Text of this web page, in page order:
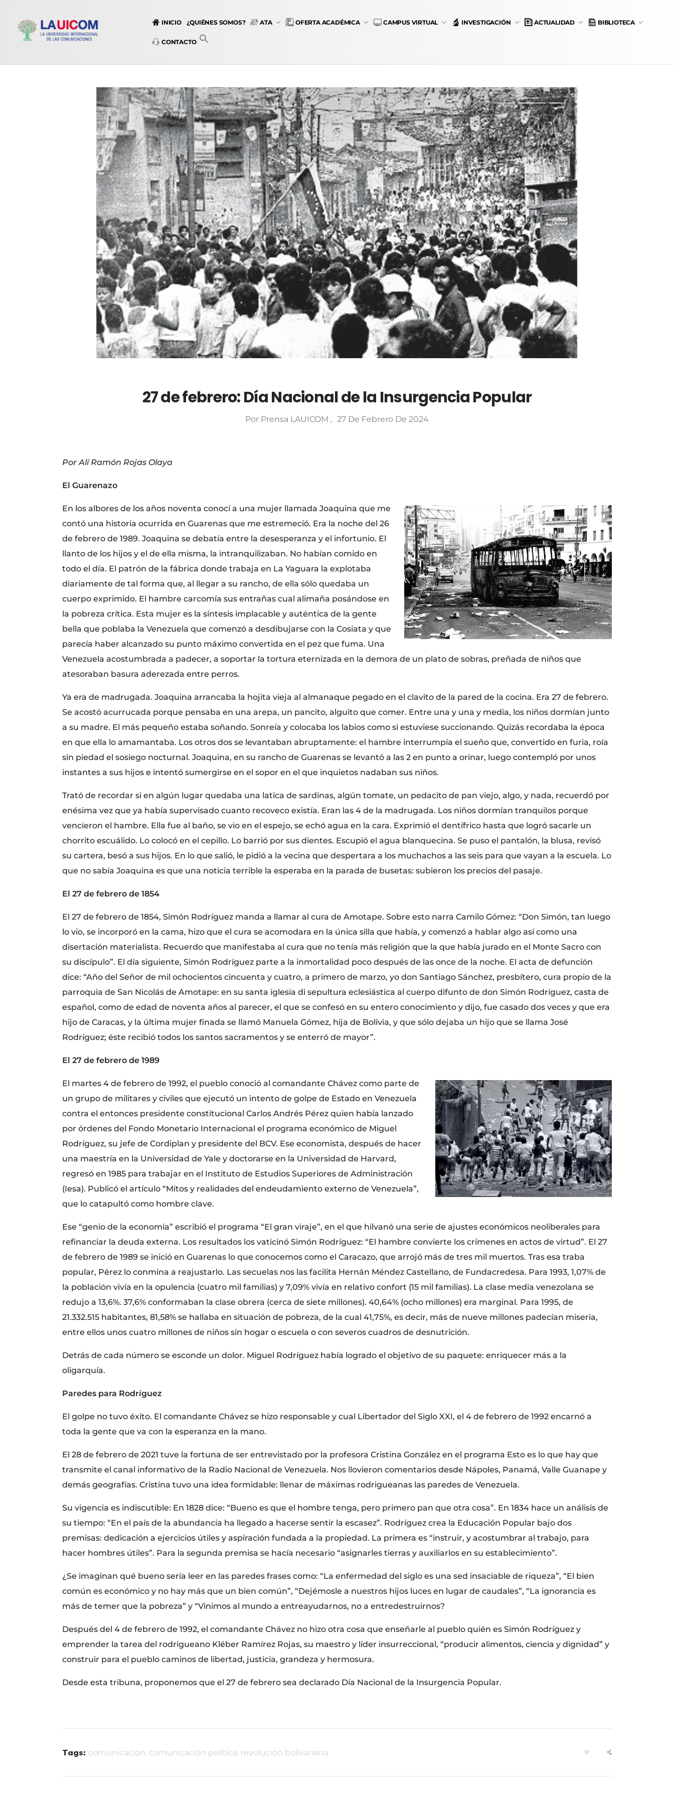
INICIO ¿QUIÉNES SOMOS? ATA OFERTA ACADÉMICA CAMPUS VIRTUAL INVESTIGACIÓN ACTUALIDAD BIBLIOTECA
CONTACTO
27 de febrero: Día Nacional de la Insurgencia Popular
27 De Febrero De 2024
Por Prensa LAUICOM
Por Alí Ramón Rojas Olaya
El Guarenazo
En los albores de los años noventa conocí a una mujer llamada Joaquina que me
contó una historia ocurrida en Guarenas que me estremeció. Era la noche del 26
de febrero de 1989. Joaquina se debatía entre la desesperanza y el infortunio. El
llanto de los hijos y el de ella misma, la intranquilizaban. No habían comido en
todo el día. El patrón de la fábrica donde trabaja en La Yaguara la explotaba
diariamente de tal forma que, al llegar a su rancho, de ella sólo quedaba un
cuerpo exprimido. El hambre carcomía sus entrañas cual alimaña posándose en
la pobreza crítica. Esta mujer es la síntesis implacable y auténtica de la gente
bella que poblaba la Venezuela que comenzó a desdibujarse con la Cosiata y que
parecía haber alcanzado su punto máximo convertida en el pez que fuma. Una
Venezuela acostumbrada a padecer, a soportar la tortura eternizada en la demora de un plato de sobras, preñada de niños que
atesoraban basura aderezada entre perros.
Ya era de madrugada. Joaquina arrancaba la hojita vieja al almanaque pegado en el clavito de la pared de la cocina. Era 27 de febrero.
Se acostó acurrucada porque pensaba en una arepa, un pancito, alguito que comer. Entre una y una y media, los niños dormían junto
a su madre. El más pequeño estaba soñando. Sonreía y colocaba los labios como si estuviese succionando. Quizás recordaba la época
en que ella lo amamantaba. Los otros dos se levantaban abruptamente: el hambre interrumpía el sueño que, convertido en furia, roía
sin piedad el sosiego nocturnal. Joaquina, en su rancho de Guarenas se levantó a las 2 en punto a orinar, luego contempló por unos
instantes a sus hijos e intentó sumergirse en el sopor en el que inquietos nadaban sus niños.
Trató de recordar si en algún lugar quedaba una latica de sardinas, algún tomate, un pedacito de pan viejo, algo, y nada, recuerdó por
enésima vez que ya había supervisado cuanto recoveco existía. Eran las 4 de la madrugada. Los niños dormían tranquilos porque
vencieron el hambre. Ella fue al baño, se vio en el espejo, se echó agua en la cara. Exprimió el dentífrico hasta que logró sacarle un
chorrito escuálido. Lo colocó en el cepillo. Lo barrió por sus dientes. Escupió el agua blanquecina. Se puso el pantalón, la blusa, revisó
su cartera, besó a sus hijos. En lo que salió, le pidió a la vecina que despertara a los muchachos a las seis para que vayan a la escuela. Lo
que no sabía Joaquina es que una noticia terrible la esperaba en la parada de busetas: subieron los precios del pasaje.
El 27 de febrero de 1854
El 27 de febrero de 1854, Simón Rodríguez manda a llamar al cura de Amotape. Sobre esto narra Camilo Gómez: “Don Simón, tan luego
lo vio, se incorporó en la cama, hizo que el cura se acomodara en la única silla que había, y comenzó a hablar algo así como una
disertación materialista. Recuerdo que manifestaba al cura que no tenía más religión que la que había jurado en el Monte Sacro con
su discípulo”. El día siguiente, Simón Rodríguez parte a la inmortalidad poco después de las once de la noche. El acta de defunción
dice: “Año del Señor de mil ochocientos cincuenta y cuatro, a primero de marzo, yo don Santiago Sánchez, presbítero, cura propio de la
parroquia de San Nicolás de Amotape: en su santa iglesia di sepultura eclesiástica al cuerpo difunto de don Simón Rodríguez, casta de
español, como de edad de noventa años al parecer, el que se confesó en su entero conocimiento y dijo, fue casado dos veces y que era
hijo de Caracas, y la última mujer finada se llamó Manuela Gómez, hija de Bolivia, y que sólo dejaba un hijo que se llama José
Rodríguez; éste recibió todos los santos sacramentos y se enterró de mayor”.
El 27 de febrero de 1989
El martes 4 de febrero de 1992, el pueblo conoció al comandante Chávez como parte de
un grupo de militares y civiles que ejecutó un intento de golpe de Estado en Venezuela
contra el entonces presidente constitucional Carlos Andrés Pérez quien había lanzado
por órdenes del Fondo Monetario Internacional el programa económico de Miguel
Rodríguez, su jefe de Cordiplan y presidente del BCV. Ese economista, después de hacer
una maestría en la Universidad de Yale y doctorarse en la Universidad de Harvard,
regresó en 1985 para trabajar en el Instituto de Estudios Superiores de Administración
(Iesa). Publicó el artículo “Mitos y realidades del endeudamiento externo de Venezuela”,
que lo catapultó como hombre clave.
Ese “genio de la economía” escribió el programa “El gran viraje”, en el que hilvanó una serie de ajustes económicos neoliberales para
refinanciar la deuda externa. Los resultados los vaticinó Simón Rodríguez: “El hambre convierte los crímenes en actos de virtud”. El 27
de febrero de 1989 se inició en Guarenas lo que conocemos como el Caracazo, que arrojó más de tres mil muertos. Tras esa traba
popular, Pérez lo conmina a reajustarlo. Las secuelas nos las facilita Hernán Méndez Castellano, de Fundacredesa. Para 1993, 1,07% de
la población vivía en la opulencia (cuatro mil familias) y 7,09% vivía en relativo confort (15 mil familias). La clase media venezolana se
redujo a 13,6%. 37,6% conformaban la clase obrera (cerca de siete millones). 40,64% (ocho millones) era marginal. Para 1995, de
21.332.515 habitantes, 81,58% se hallaba en situación de pobreza, de la cual 41,75%, es decir, más de nueve millones padecían miseria,
entre ellos unos cuatro millones de niños sin hogar o escuela o con severos cuadros de desnutrición.
Detrás de cada número se esconde un dolor. Miguel Rodríguez había logrado el objetivo de su paquete: enriquecer más a la
oligarquía.
Paredes para Rodríguez
El golpe no tuvo éxito. El comandante Chávez se hizo responsable y cual Libertador del Siglo XXI, el 4 de febrero de 1992 encarnó a
toda la gente que va con la esperanza en la mano.
El 28 de febrero de 2021 tuve la fortuna de ser entrevistado por la profesora Cristina González en el programa Esto es lo que hay que
transmite el canal informativo de la Radio Nacional de Venezuela. Nos llovieron comentarios desde Nápoles, Panamá, Valle Guanape y
demás geografías. Cristina tuvo una idea formidable: llenar de máximas rodrigueanas las paredes de Venezuela.
Su vigencia es indiscutible: En 1828 dice: “Bueno es que el hombre tenga, pero primero pan que otra cosa”. En 1834 hace un análisis de
su tiempo: “En el país de la abundancia ha llegado a hacerse sentir la escasez”. Rodríguez crea la Educación Popular bajo dos
premisas: dedicación a ejercicios útiles y aspiración fundada a la propiedad. La primera es “instruir, y acostumbrar al trabajo, para
hacer hombres útiles”. Para la segunda premisa se hacía necesario “asignarles tierras y auxiliarlos en su establecimiento”.
¿Se imaginan qué bueno sería leer en las paredes frases como: “La enfermedad del siglo es una sed insaciable de riqueza”, “El bien
común es económico y no hay más que un bien común”, “Dejémosle a nuestros hijos luces en lugar de caudales”, “La ignorancia es
más de temer que la pobreza” y “Vinimos al mundo a entreayudarnos, no a entredestruirnos?
Después del 4 de febrero de 1992, el comandante Chávez no hizo otra cosa que enseñarle al pueblo quién es Simón Rodríguez y
emprender la tarea del rodrigueano Kléber Ramírez Rojas, su maestro y líder insurreccional, “producir alimentos, ciencia y dignidad” y
construir para el pueblo caminos de libertad, justicia, grandeza y hermosura.
Desde esta tribuna, proponemos que el 27 de febrero sea declarado Día Nacional de la Insurgencia Popular.
Tags: comunicación, comunicación política, revolución bolivariana